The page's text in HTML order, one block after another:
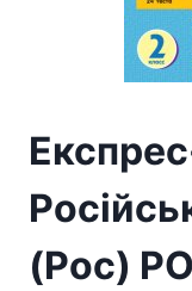
(Рос)